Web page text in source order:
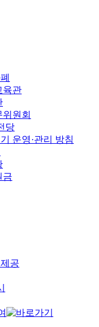
육관
원회
당
운영·관리 방침
금
공